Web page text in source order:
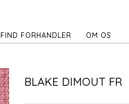
FIND FORHANDLER OM OS
BLAKE DIMOUT FR